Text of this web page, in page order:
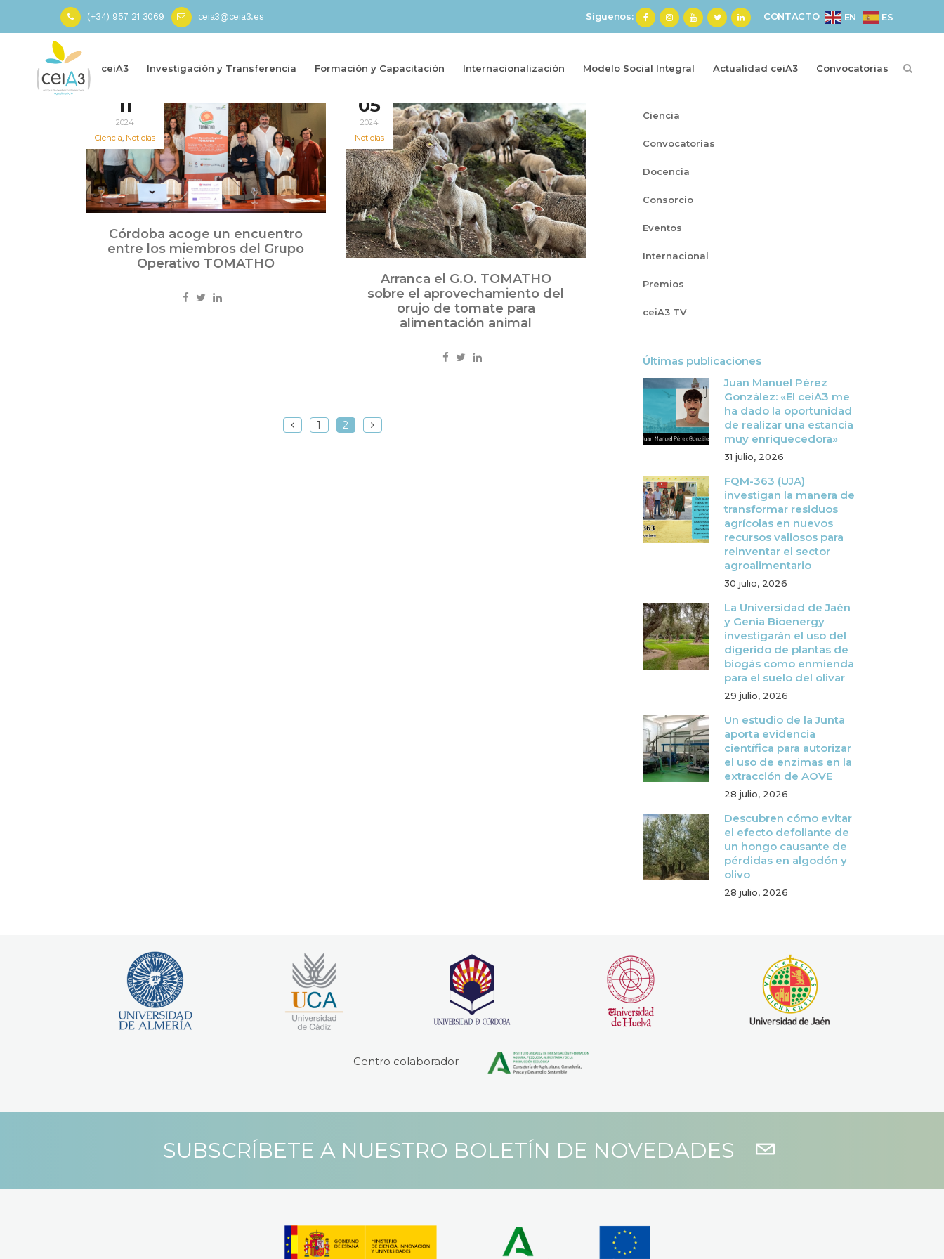
(+34) 957 21 3069 ceia3@ceia3.es Síguenos: CONTACTO EN ES
ceiA3 Investigación y Transferencia Formación y Capacitación Internacionalización Modelo Social Integral Actualidad ceiA3 Convocatorias
Inicio»Ciencia Animal Página 2
11
2024
Ciencia, Noticias
Córdoba acoge un encuentro
entre los miembros del Grupo
Operativo TOMATHO
05
2024
Noticias
Arranca el G.O. TOMATHO
sobre el aprovechamiento del
orujo de tomate para
alimentación animal
1 2
Ciencia
Convocatorias
Docencia
Consorcio
Eventos
Internacional
Premios
ceiA3 TV
Últimas publicaciones
Juan Manuel Pérez
González: «El ceiA3 me
ha dado la oportunidad
de realizar una estancia
muy enriquecedora»
31 julio, 2026
FQM-363 (UJA)
investigan la manera de
transformar residuos
agrícolas en nuevos
recursos valiosos para
reinventar el sector
agroalimentario
30 julio, 2026
La Universidad de Jaén
y Genia Bioenergy
investigarán el uso del
digerido de plantas de
biogás como enmienda
para el suelo del olivar
29 julio, 2026
Un estudio de la Junta
aporta evidencia
científica para autorizar
el uso de enzimas en la
extracción de AOVE
28 julio, 2026
Descubren cómo evitar
el efecto defoliante de
un hongo causante de
pérdidas en algodón y
olivo
28 julio, 2026
Centro colaborador
SUBSCRÍBETE A NUESTRO BOLETÍN DE NOVEDADES